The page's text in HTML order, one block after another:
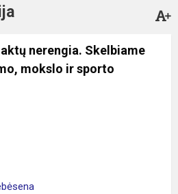
nerengia. Skelbiame
mokslo ir sporto